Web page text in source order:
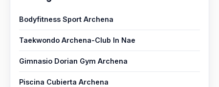
Bodyfitness Sport Archena
Taekwondo Archena-Club In Nae
Gimnasio Dorian Gym Archena
Piscina Cubierta Archena